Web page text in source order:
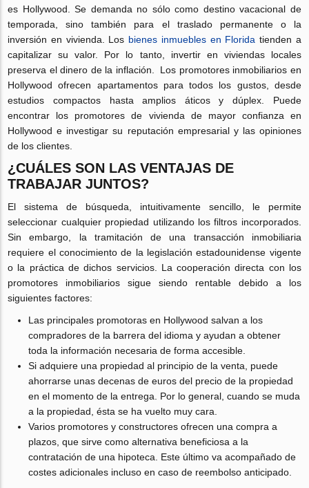
es Hollywood. Se demanda no sólo como destino vacacional de
temporada, sino también para el traslado permanente o la
inversión en vivienda. Los bienes inmuebles en Florida tienden a
capitalizar su valor. Por lo tanto, invertir en viviendas locales
preserva el dinero de la inflación. Los promotores inmobiliarios en
Hollywood ofrecen apartamentos para todos los gustos, desde
estudios compactos hasta amplios áticos y dúplex. Puede
encontrar los promotores de vivienda de mayor confianza en
Hollywood e investigar su reputación empresarial y las opiniones
de los clientes.
¿CUÁLES SON LAS VENTAJAS DE
TRABAJAR JUNTOS?
El sistema de búsqueda, intuitivamente sencillo, le permite
seleccionar cualquier propiedad utilizando los filtros incorporados.
Sin embargo, la tramitación de una transacción inmobiliaria
requiere el conocimiento de la legislación estadounidense vigente
o la práctica de dichos servicios. La cooperación directa con los
promotores inmobiliarios sigue siendo rentable debido a los
siguientes factores:
Las principales promotoras en Hollywood salvan a los
compradores de la barrera del idioma y ayudan a obtener
toda la información necesaria de forma accesible.
Si adquiere una propiedad al principio de la venta, puede
ahorrarse unas decenas de euros del precio de la propiedad
en el momento de la entrega. Por lo general, cuando se muda
a la propiedad, ésta se ha vuelto muy cara.
Varios promotores y constructores ofrecen una compra a
plazos, que sirve como alternativa beneficiosa a la
contratación de una hipoteca. Este último va acompañado de
costes adicionales incluso en caso de reembolso anticipado.